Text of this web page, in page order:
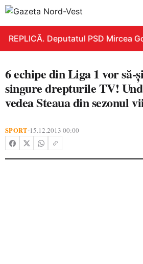
REPLICĂ. Deputatul PSD Mircea
6 echipe din Liga 1 vor să-
singure drepturile TV!
vedea Steaua din sezonul
SPORT•15.12.2013 00:00